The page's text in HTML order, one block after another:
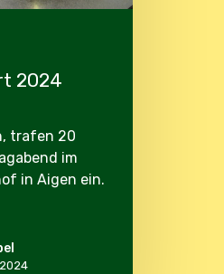
2024
trafen 20
im
in Aigen ein.